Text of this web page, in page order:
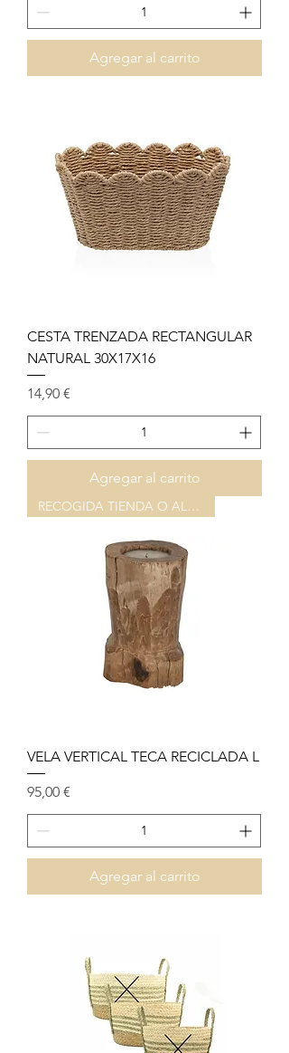
Agregar al carrito
CESTA TRENZADA RECTANGULAR
NATURAL 30X17X16
Precio
14,90 €
Agregar al carrito
RECOGIDA TIENDA O ALAMACÉN
VELA VERTICAL TECA RECICLADA L
Precio
95,00 €
Agregar al carrito